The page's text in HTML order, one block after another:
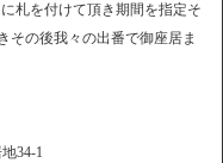
札を付けて頂き期間を指定そ
その後我々の出番で御座居ま
34-1